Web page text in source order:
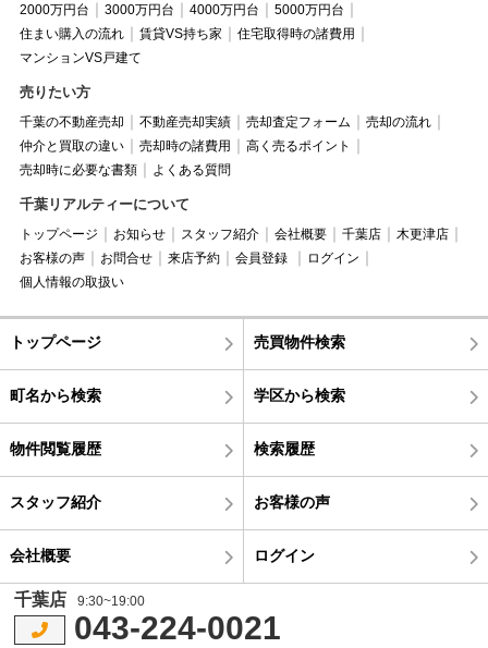
2000万円台
3000万円台 4000万円台
5000万円台
住まい購入の流れ
賃貸VS持ち家
住宅取得時の諸費用
マンションVS戸建て
売りたい方
千葉の不動産売却 不動産売却実績 売却査定フォーム
売却の流れ
仲介と買取の違い
売却時の諸費用
高く売るポイント
売却時に必要な書類
よくある質問
千葉リアルティーについて
トップページ お知らせ スタッフ紹介 会社概要 千葉店
木更津店
お客様の声
お問合せ 来店予約 会員登録
ログイン
個人情報の取扱い
トップページ 売買物件検索
町名から検索 学区から検索
物件閲覧履歴 検索履歴
スタッフ紹介 お客様の声
会社概要 ログイン
千葉店 9:30~19:00
043-224-0021